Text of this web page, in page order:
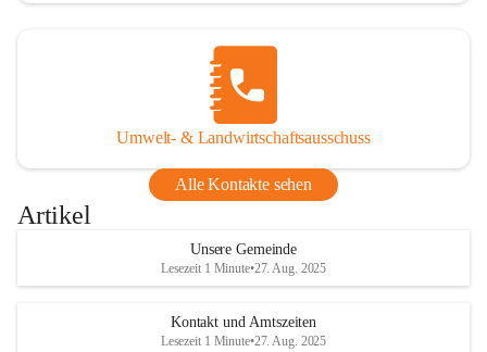
Umwelt- & Landwirtschaftsausschuss
Alle Kontakte sehen
Artikel
Unsere Gemeinde
Lesezeit 1 Minute•27. Aug. 2025
Kontakt und Amtszeiten
Lesezeit 1 Minute•27. Aug. 2025